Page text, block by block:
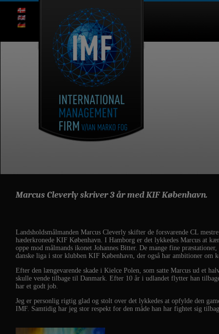
Marcus Cleverly skriver 3 år med KIF København.
Landsholdsmålmanden Marcus Cleverly skifter de forsvarende CL
hæderkronede KIF København. I Hamborg er det lykkedes Marcus at
oppe mod målmands ikonet Johannes Bitter. De mange fine
danske liga i stor klubben KIF København, der også har ambitioner om
Efter den længevarende skade i Kielce Polen, som satte Marcus ud et
skulle vende tilbage til Danmark. Efter 10 år i udlandet flytter han
har et godt job.
Jeg er personlig rigtig glad og stolt over det lykkedes at opfylde den
IMF. Samtidig har jeg stor respekt for den måde han har fightet sig